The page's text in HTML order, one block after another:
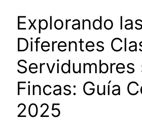
Explorando las
Diferentes
Servidumbres
Fincas: Guía
2025